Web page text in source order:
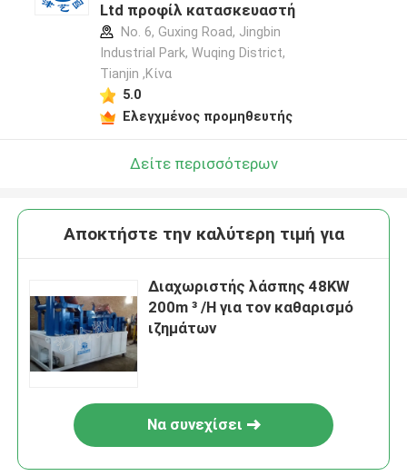
Ltd προφίλ κατασκευαστή
No. 6, Guxing Road, Jingbin
Industrial Park, Wuqing District,
Tianjin ,Κίνα
5.0
Ελεγχμένος προμηθευτής
Δείτε περισσότερων
Αποκτήστε την καλύτερη τιμή για
Διαχωριστής λάσπης 48KW
200m ³ /H για τον καθαρισμό
ιζημάτων
Να συνεχίσει